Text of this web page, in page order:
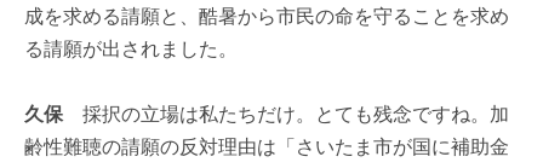
成を求める請願と、酷暑から市民の命を守ることを求め
る請願が出されました。
久保 採択の立場は私たちだけ。とても残念ですね。加
齢性難聴の請願の反対理由は「さいたま市が国に補助金